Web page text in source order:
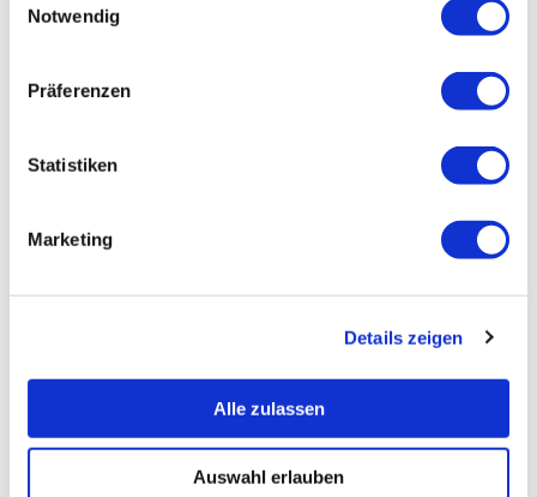
Notwendig
Präferenzen
Statistiken
Marketing
Details zeigen
Alle zulassen
Auswahl erlauben